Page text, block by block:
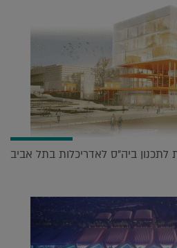
לתכנון ביה"ס לאדריכלות בתל אביב